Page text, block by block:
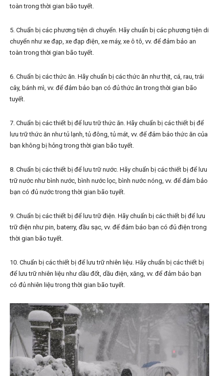
toàn trong thời gian bão tuyết.
5. Chuẩn bị các phương tiện di chuyển. Hãy chuẩn bị các phương tiện di
chuyển như xe đạp, xe đạp điện, xe máy, xe ô tô, vv. để đảm bảo an
toàn trong thời gian bão tuyết.
6. Chuẩn bị các thức ăn. Hãy chuẩn bị các thức ăn như thịt, cá, rau, trái
cây, bánh mì, vv. để đảm bảo bạn có đủ thức ăn trong thời gian bão
tuyết.
7. Chuẩn bị các thiết bị để lưu trữ thức ăn. Hãy chuẩn bị các thiết bị để
lưu trữ thức ăn như tủ lạnh, tủ đông, tủ mát, vv. để đảm bảo thức ăn của
bạn không bị hỏng trong thời gian bão tuyết.
8. Chuẩn bị các thiết bị để lưu trữ nước. Hãy chuẩn bị các thiết bị để lưu
trữ nước như bình nước, bình nước lọc, bình nước nóng, vv. để đảm bảo
bạn có đủ nước trong thời gian bão tuyết.
9. Chuẩn bị các thiết bị để lưu trữ điện. Hãy chuẩn bị các thiết bị để lưu
trữ điện như pin, baterry, đầu sạc, vv. để đảm bảo bạn có đủ điện trong
thời gian bão tuyết.
10. Chuẩn bị các thiết bị để lưu trữ nhiên liệu. Hãy chuẩn bị các thiết bị
để lưu trữ nhiên liệu như dầu đốt, dầu điện, xăng, vv. để đảm bảo bạn
có đủ nhiên liệu trong thời gian bão tuyết.